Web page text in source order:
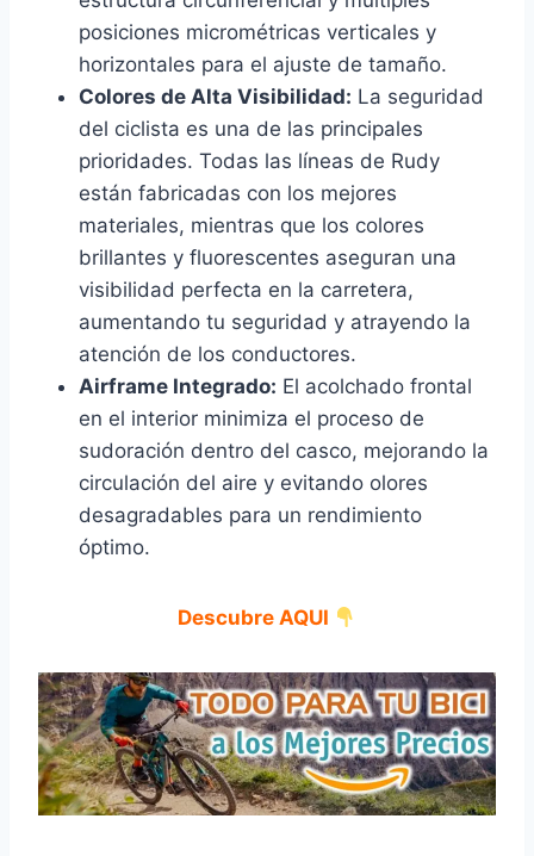
posiciones micrométricas verticales y
horizontales para el ajuste de tamaño.
Colores de Alta Visibilidad: La seguridad
del ciclista es una de las principales
prioridades. Todas las líneas de Rudy
están fabricadas con los mejores
materiales, mientras que los colores
brillantes y fluorescentes aseguran una
visibilidad perfecta en la carretera,
aumentando tu seguridad y atrayendo la
atención de los conductores.
Airframe Integrado: El acolchado frontal
en el interior minimiza el proceso de
sudoración dentro del casco, mejorando la
circulación del aire y evitando olores
desagradables para un rendimiento
óptimo.
Descubre AQUI